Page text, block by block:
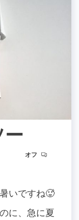
オフ
いですね🥵
に、急に夏